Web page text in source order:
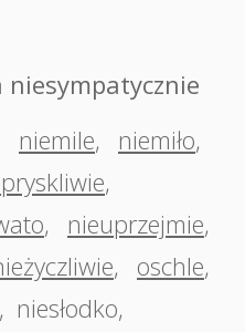
niesympatycznie
niemile, niemiło,
,
, nieuprzejmie,
, oschle,
, niesłodko,